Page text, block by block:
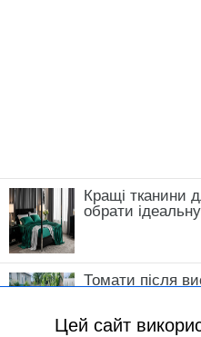
Кращі тканини
обрати
Томати після
Цей сайт